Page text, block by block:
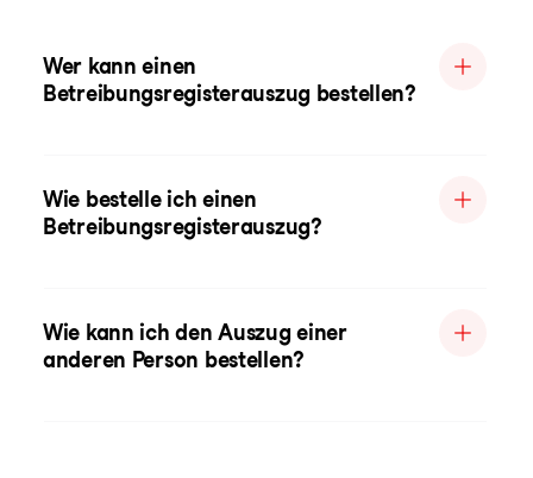
Wer kann einen
Betreibungsregisterauszug bestellen?
Wie bestelle ich einen
Betreibungsregisterauszug?
Wie kann ich den Auszug einer
anderen Person bestellen?